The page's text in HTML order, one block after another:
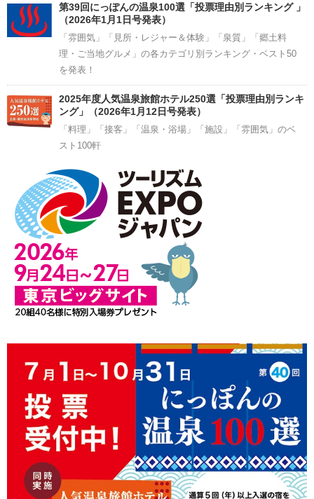
第39回にっぽんの温泉100選「投票理由別ランキング 」
（2026年1月1日号発表）
「雰囲気」「見所・レジャー＆体験」「泉質」「郷土料
理・ご当地グルメ」の各カテゴリ別ランキング・ベスト50
を発表！
2025年度人気温泉旅館ホテル250選「投票理由別ランキ
ング」（2026年1月12日号発表）
「料理」「接客」「温泉・浴場」「施設」「雰囲気」のベ
スト100軒